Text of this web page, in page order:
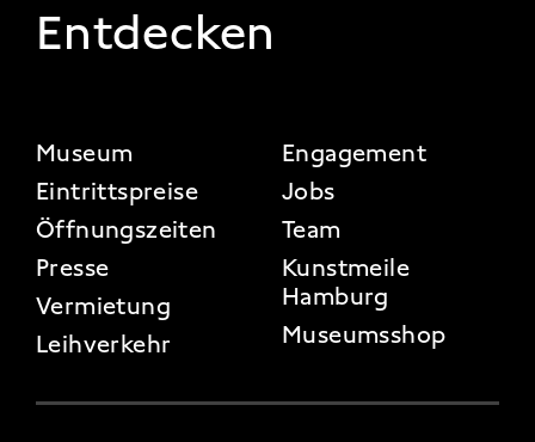
Entdecken
FOOTER 2
Museum
Eintrittspreise
Öffnungszeiten
Presse
Vermietung
Leihverkehr
Engagement
Jobs
Team
Kunstmeile
Hamburg
Museumsshop